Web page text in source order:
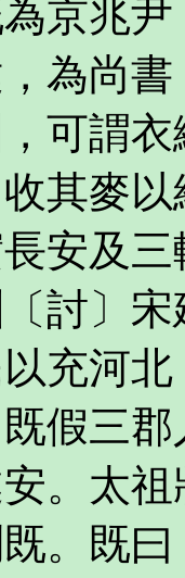
京兆
為尚
可謂
其麥
安及
討〕
充河
假三
。太
。既